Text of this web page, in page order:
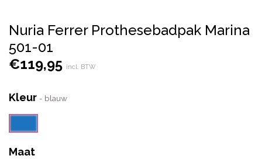
Nuria Ferrer Prothesebadpak Marina
501-01
€119,95 incl. BTW
Kleur - blauw
Maat